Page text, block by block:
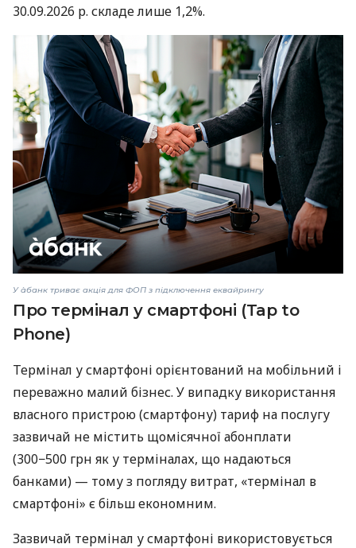
30.09.2026 р. складе лише 1,2%.
У àбанк триває акція для ФОП з підключення еквайрингу
Про термінал у смартфоні (Tap to
Phone)
Термінал у смартфоні орієнтований на мобільний і
переважно малий бізнес. У випадку використання
власного пристрою (смартфону) тариф на послугу
зазвичай не містить щомісячної абонплати
(300−500 грн як у терміналах, що надаються
банками) — тому з погляду витрат, «термінал в
смартфоні» є більш економним.
Зазвичай термінал у смартфоні використовується